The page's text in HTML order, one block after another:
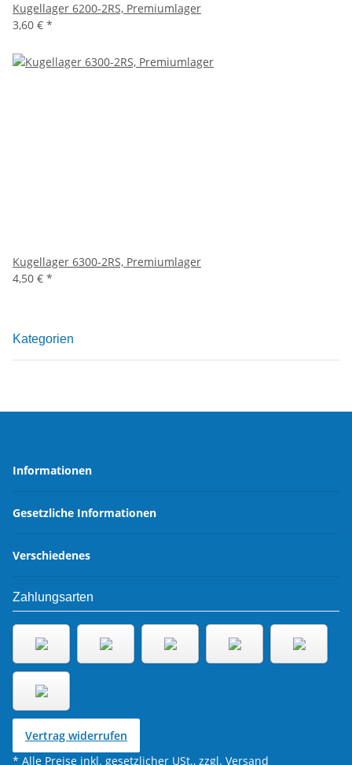
Kugellager 6200-2RS, Premiumlager
3,60 € *
Kugellager 6300-2RS, Premiumlager
4,50 € *
Kategorien
Informationen
Gesetzliche Informationen
Verschiedenes
Zahlungsarten
Vertrag widerrufen
* Alle Preise inkl. gesetzlicher USt., zzgl. Versand